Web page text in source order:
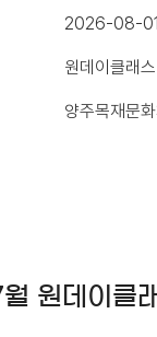
2026-08-
원데이클래스
양주목재문
원데이클